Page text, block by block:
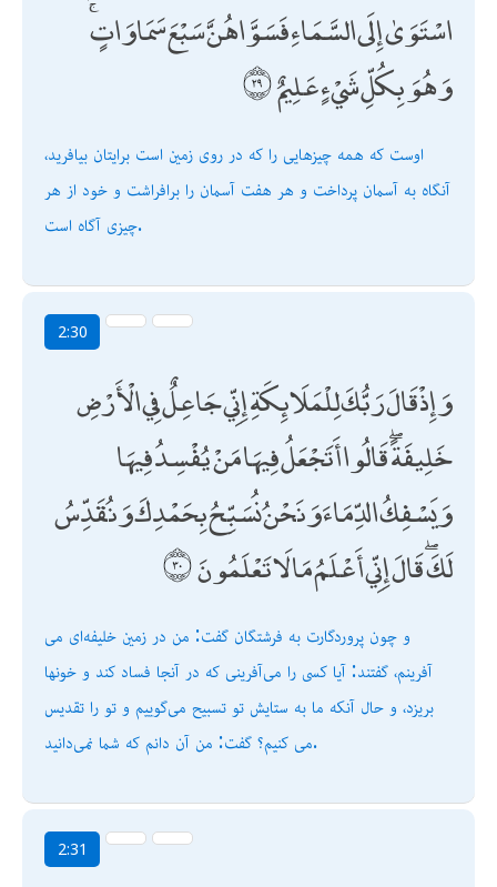
اسْتَوَىٰ إِلَى السَّمَاءِ فَسَوَّاهُنَّ سَبْعَ سَمَاوَاتٍ ۚ
وَهُوَ بِكُلِّ شَيْءٍ عَلِيمٌ
اوست كه همه چيزهايى را كه در روى زمين است برايتان بيافريد،
آنگاه به آسمان پرداخت و هر هفت آسمان را برافراشت و خود از هر
چيزى آگاه است.
2:30
وَإِذْ قَالَ رَبُّكَ لِلْمَلَائِكَةِ إِنِّي جَاعِلٌ فِي الْأَرْضِ
خَلِيفَةً ۖ قَالُوا أَتَجْعَلُ فِيهَا مَنْ يُفْسِدُ فِيهَا
وَيَسْفِكُ الدِّمَاءَ وَنَحْنُ نُسَبِّحُ بِحَمْدِكَ وَنُقَدِّسُ
لَكَ ۖ قَالَ إِنِّي أَعْلَمُ مَا لَا تَعْلَمُونَ
و چون پروردگارت به فرشتگان گفت: من در زمين خليفه‌اى مى
آفرينم، گفتند: آيا كسى را مى‌آفرينى كه در آنجا فساد كند و خونها
بريزد، و حال آنكه ما به ستايش تو تسبيح مى‌گوييم و تو را تقديس
مى كنيم؟ گفت: من آن دانم كه شما نمى‌دانيد.
2:31